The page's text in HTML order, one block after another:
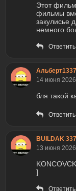
Этот
фильмы
закулисье
немного
Ответить
Альберт1337
14 июня
бля такой
Ответить
BUILDAK
13 июня
]
Ответить